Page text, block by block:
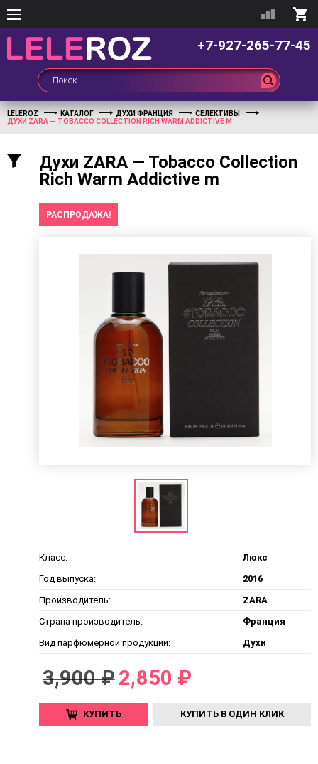
+7-927-265-77-45
LELEROZ КАТАЛОГ ДУХИ ФРАНЦИЯ
СЕЛЕКТИВЫ
ДУХИ ZARA — TOBACCO COLLECTION RICH WARM ADDICTIVE M
Духи ZARA — Tobacco Collection
Rich Warm Addictive m
РАСПРОДАЖА!
Класс:
Люкс
Год выпуска:
2016
Производитель:
ZARA
Страна производитель:
Франция
Вид парфюмерной продукции:
Духи
3,900 ₽2,850 ₽
КУПИТЬ КУПИТЬ В ОДИН КЛИК